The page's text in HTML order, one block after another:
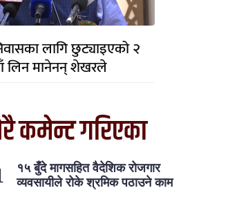
लागि छुट्याइएको २
लिन मानेनन् शेखरले
कमेन्ट गरिएका
१५ बुँदे मागसहित वैदेशिक रोजगार
व्यवसायीले रोके श्रमिक पठाउने काम